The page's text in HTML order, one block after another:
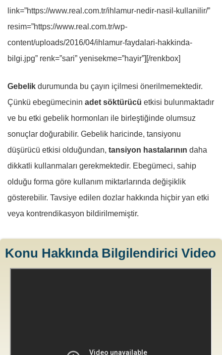
link=”https://www.real.com.tr/ihlamur-nedir-nasil-kullanilir/”
resim=”https://www.real.com.tr/wp-
content/uploads/2016/04/ihlamur-faydalari-hakkinda-
bilgi.jpg” renk=”sari” yenisekme=”hayir”][/renkbox]
Gebelik durumunda bu çayın içilmesi önerilmemektedir.
Çünkü ebegümecinin adet söktürücü etkisi bulunmaktadır
ve bu etki gebelik hormonları ile birleştiğinde olumsuz
sonuçlar doğurabilir. Gebelik haricinde, tansiyonu
düşürücü etkisi olduğundan, tansiyon hastalarının daha
dikkatli kullanmaları gerekmektedir. Ebegümeci, sahip
olduğu forma göre kullanım miktarlarında değişiklik
gösterebilir. Tavsiye edilen dozlar hakkında hiçbir yan etki
veya kontrendikasyon bildirilmemiştir.
Konu Hakkında Bilgilendirici Video